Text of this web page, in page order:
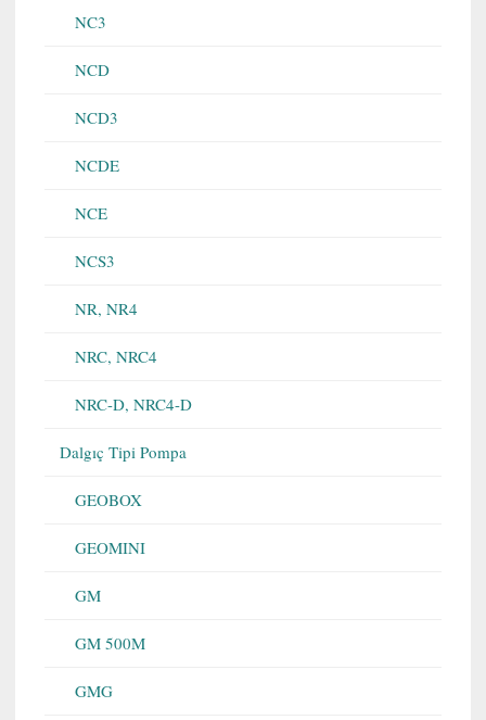
NC3
NCD
NCD3
NCDE
NCE
NCS3
NR, NR4
NRC, NRC4
NRC-D, NRC4-D
Dalgıç Tipi Pompa
GEOBOX
GEOMINI
GM
GM 500M
GMG